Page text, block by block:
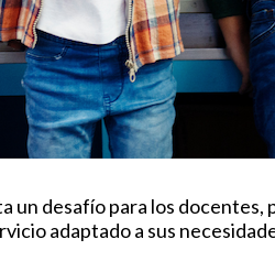
un desafío para los
adaptado a sus